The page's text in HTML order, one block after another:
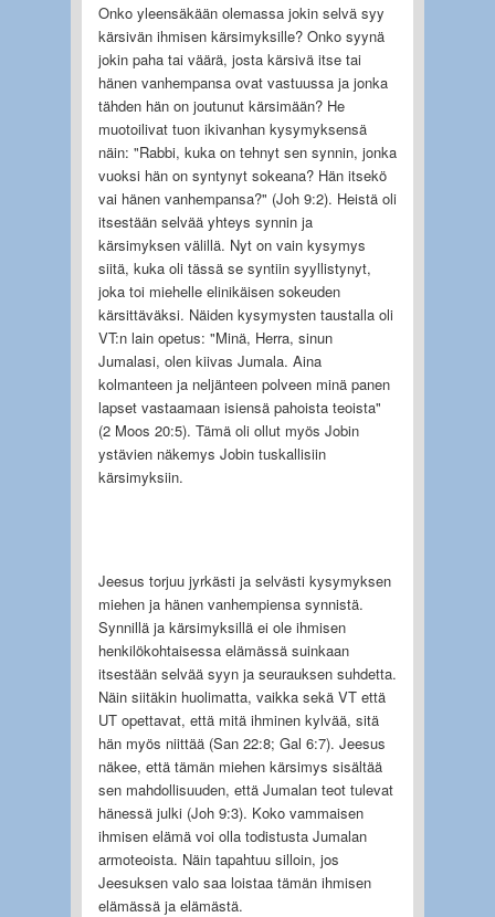
Onko yleensäkään olemassa jokin selvä syy
kärsivän ihmisen kärsimyksille? Onko syynä
jokin paha tai väärä, josta kärsivä itse tai
hänen vanhempansa ovat vastuussa ja jonka
tähden hän on joutunut kärsimään? He
muotoilivat tuon ikivanhan kysymyksensä
näin: "Rabbi, kuka on tehnyt sen synnin, jonka
vuoksi hän on syntynyt sokeana? Hän itsekö
vai hänen vanhempansa?" (Joh 9:2). Heistä oli
itsestään selvää yhteys synnin ja
kärsimyksen välillä. Nyt on vain kysymys
siitä, kuka oli tässä se syntiin syyllistynyt,
joka toi miehelle elinikäisen sokeuden
kärsittäväksi. Näiden kysymysten taustalla oli
VT:n lain opetus: "Minä, Herra, sinun
Jumalasi, olen kiivas Jumala. Aina
kolmanteen ja neljänteen polveen minä panen
lapset vastaamaan isiensä pahoista teoista"
(2 Moos 20:5). Tämä oli ollut myös Jobin
ystävien näkemys Jobin tuskallisiin
kärsimyksiin.
Jeesus torjuu jyrkästi ja selvästi kysymyksen
miehen ja hänen vanhempiensa synnistä.
Synnillä ja kärsimyksillä ei ole ihmisen
henkilökohtaisessa elämässä suinkaan
itsestään selvää syyn ja seurauksen suhdetta.
Näin siitäkin huolimatta, vaikka sekä VT että
UT opettavat, että mitä ihminen kylvää, sitä
hän myös niittää (San 22:8; Gal 6:7). Jeesus
näkee, että tämän miehen kärsimys sisältää
sen mahdollisuuden, että Jumalan teot tulevat
hänessä julki (Joh 9:3). Koko vammaisen
ihmisen elämä voi olla todistusta Jumalan
armoteoista. Näin tapahtuu silloin, jos
Jeesuksen valo saa loistaa tämän ihmisen
elämässä ja elämästä.